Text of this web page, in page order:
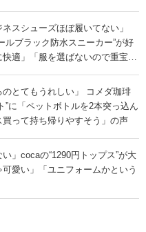
ネスシューズほぼ履いてない」
ルブラック防水スニーカー”が好
適」「服を選ばないので重宝」
のとてもうれしい」 コメダ珈琲
”に「ペットボトルを2本突っ込ん
って持ち帰りやすそう」の声
い」cocaの“1290円トップス”が大
愛い」「ユニフォームかという